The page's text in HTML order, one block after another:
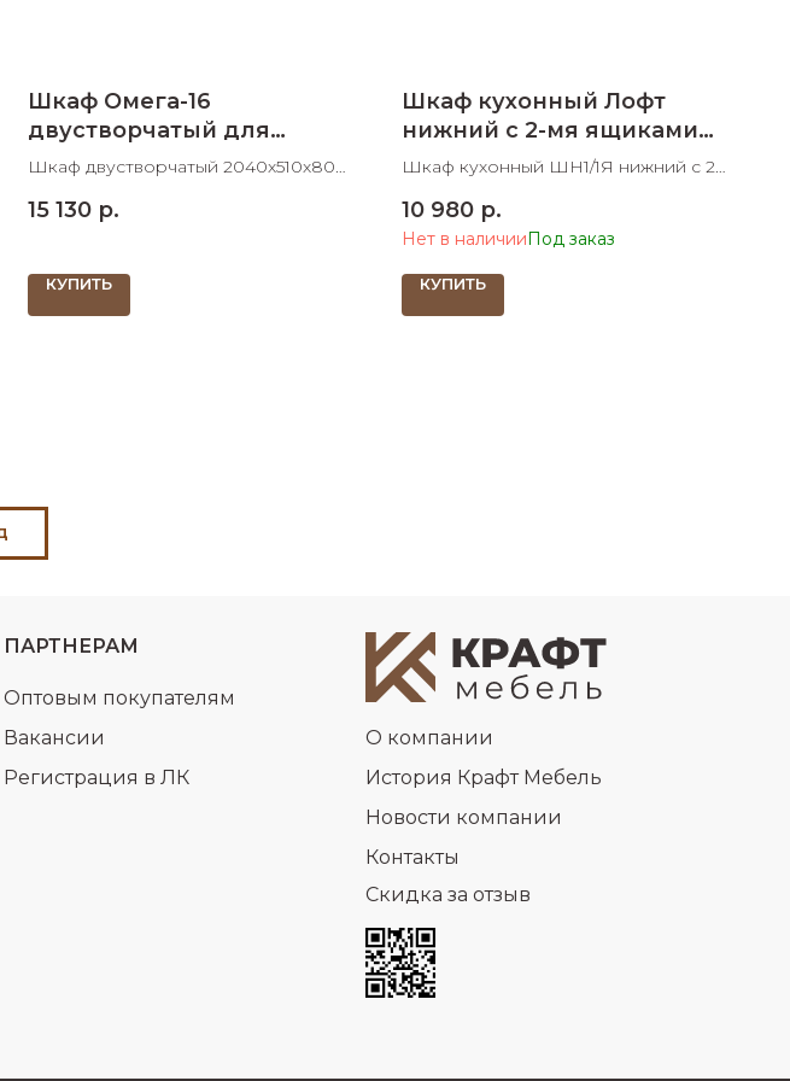
раз в 2 недели
Шкаф Омега-16
двустворчатый для
одежды и белья
Шкаф двустворчатый 2040х510х800
15 130 р.
КУПИТЬ
Шкаф кухонный Лофт
нижний с 2-мя ящиками
800 мм
Шкаф кухонный ШН1/1Я нижний с 2-
10 980 р.
Нет в наличии
КУПИТЬ
ПАРТНЕРАМ
Регистрация в ЛК
Оптовым покупателям
Вакансии
О компании
История Крафт Мебель
Новости компании
Контакты
Скидка за отзыв